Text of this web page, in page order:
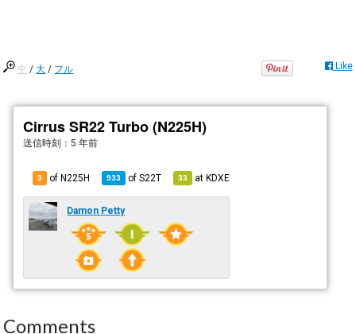
中 /大 / フル Like
Cirrus SR22 Turbo (N225H)
送信時刻：5 年前
3 of N225H 933 ofS22T 33 atKDXE
Damon Petty
Comments